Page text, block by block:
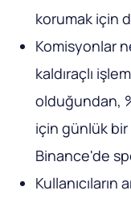
korumak için
Komisyonlar
kaldıraçlı
olduğundan,
için günlük bir
Binance'de